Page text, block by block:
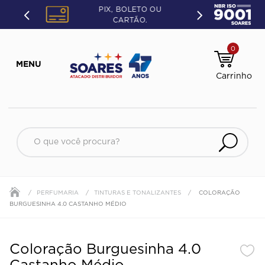
PIX, BOLETO OU
CARTÃO.
0
O que você procura?
PERFUMARIA TINTURAS E TONALIZANTES
COLORAÇÃO
BURGUESINHA 4.0 CASTANHO MÉDIO
Coloração Burguesinha 4.0